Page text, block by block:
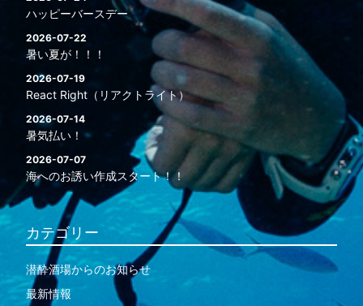
ハッピーバースデー
2026-07-22
暑い夏が！！！
2026-07-19
React Right（リアクトライト）
2026-07-14
暑気払い！
2026-07-07
海へのお誘い作成スタート！！
カテゴリー
潜酔酒場からのお知らせ
最新情報